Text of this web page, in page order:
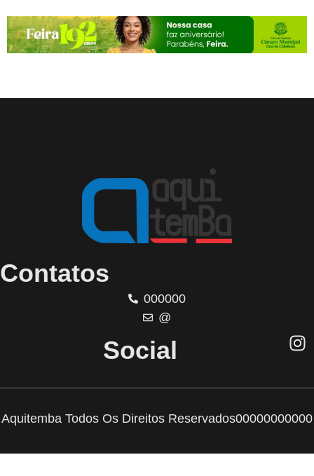
Contatos
000000
@
Social
Aquitemba Todos Os Direitos Reservados00000000000